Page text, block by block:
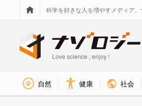
科学を好きな人を増やすメディア
Love science , enjoy !
自然 健康 社会